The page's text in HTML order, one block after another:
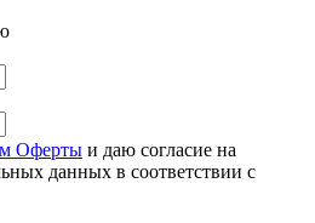
Оферты и даю согласие на
данных в соответствии с